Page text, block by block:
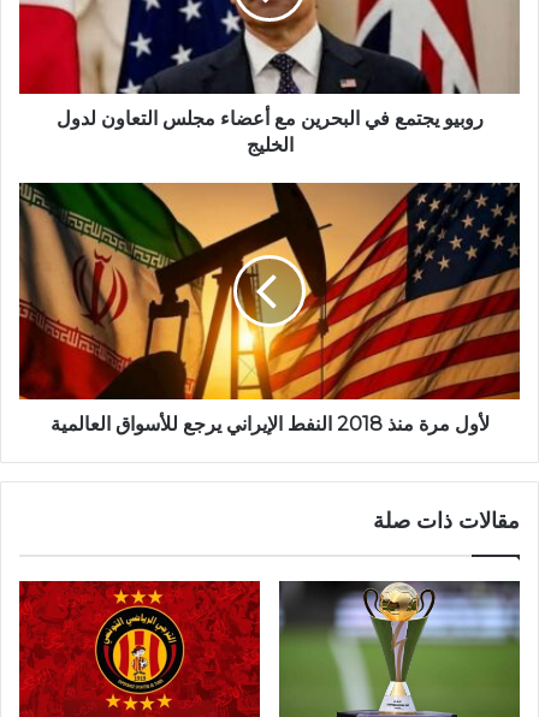
روبيو يجتمع في البحرين مع أعضاء مجلس التعاون لدول
الخليج
لأول مرة منذ 2018 النفط الإيراني يرجع للأسواق العالمية
مقالات ذات صلة